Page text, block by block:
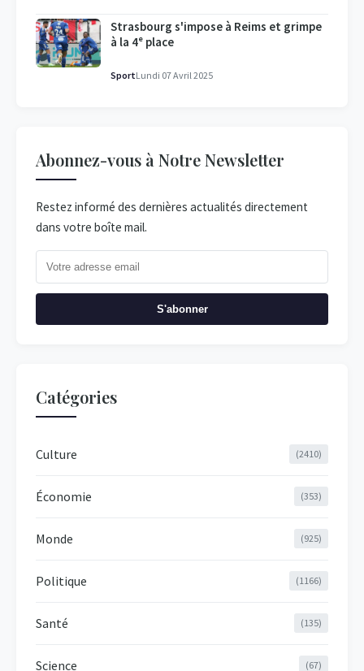
Strasbourg s'impose à Reims et grimpe
à la 4ᵉ place
SportLundi 07 Avril 2025
Abonnez-vous à Notre Newsletter
Restez informé des dernières actualités directement
dans votre boîte mail.
S'abonner
Catégories
Culture (2410)
Économie (353)
Monde (925)
Politique (1166)
Santé (135)
Science (67)